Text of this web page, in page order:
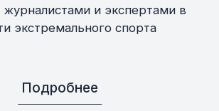
журналистами и экспертами в
экстремального спорта
Подробнее